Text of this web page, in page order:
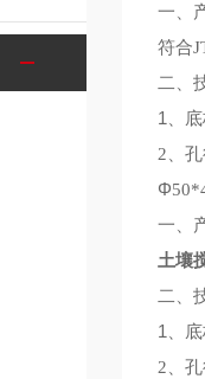
一、
符合
二、
1、
2、
Φ
一、
土壤
二、
1、
2、